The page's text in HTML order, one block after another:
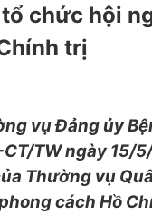
chức hội
trị
vụ Đảng ủy
TW ngày 15/
Thường vụ
cách Hồ